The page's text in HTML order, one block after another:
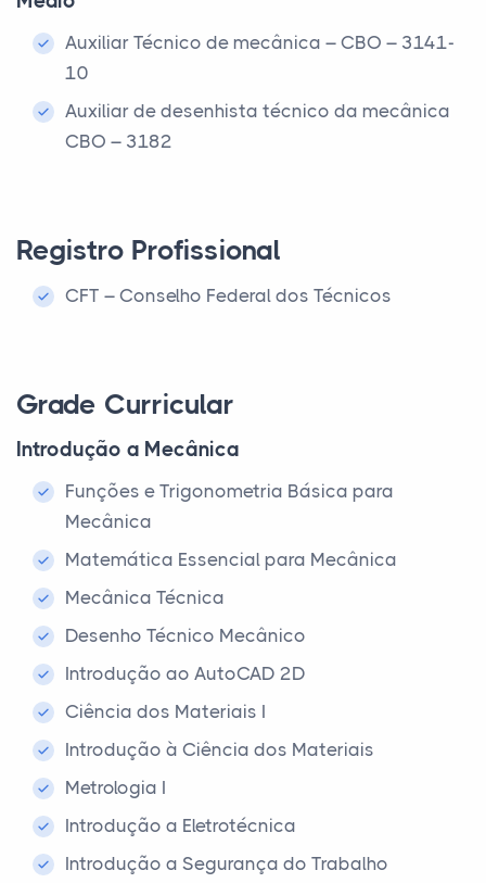
Auxiliar Técnico de mecânica – CBO – 3141-
10
Auxiliar de desenhista técnico da mecânica
CBO – 3182
Registro Profissional
CFT – Conselho Federal dos Técnicos
Grade Curricular
Introdução a Mecânica
Funções e Trigonometria Básica para
Mecânica
Matemática Essencial para Mecânica
Mecânica Técnica
Desenho Técnico Mecânico
Introdução ao AutoCAD 2D
Ciência dos Materiais I
Introdução à Ciência dos Materiais
Metrologia I
Introdução a Eletrotécnica
Introdução a Segurança do Trabalho